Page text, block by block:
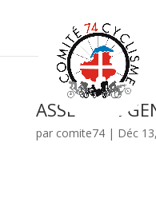
ASSEMBLE
par comite74| Déc